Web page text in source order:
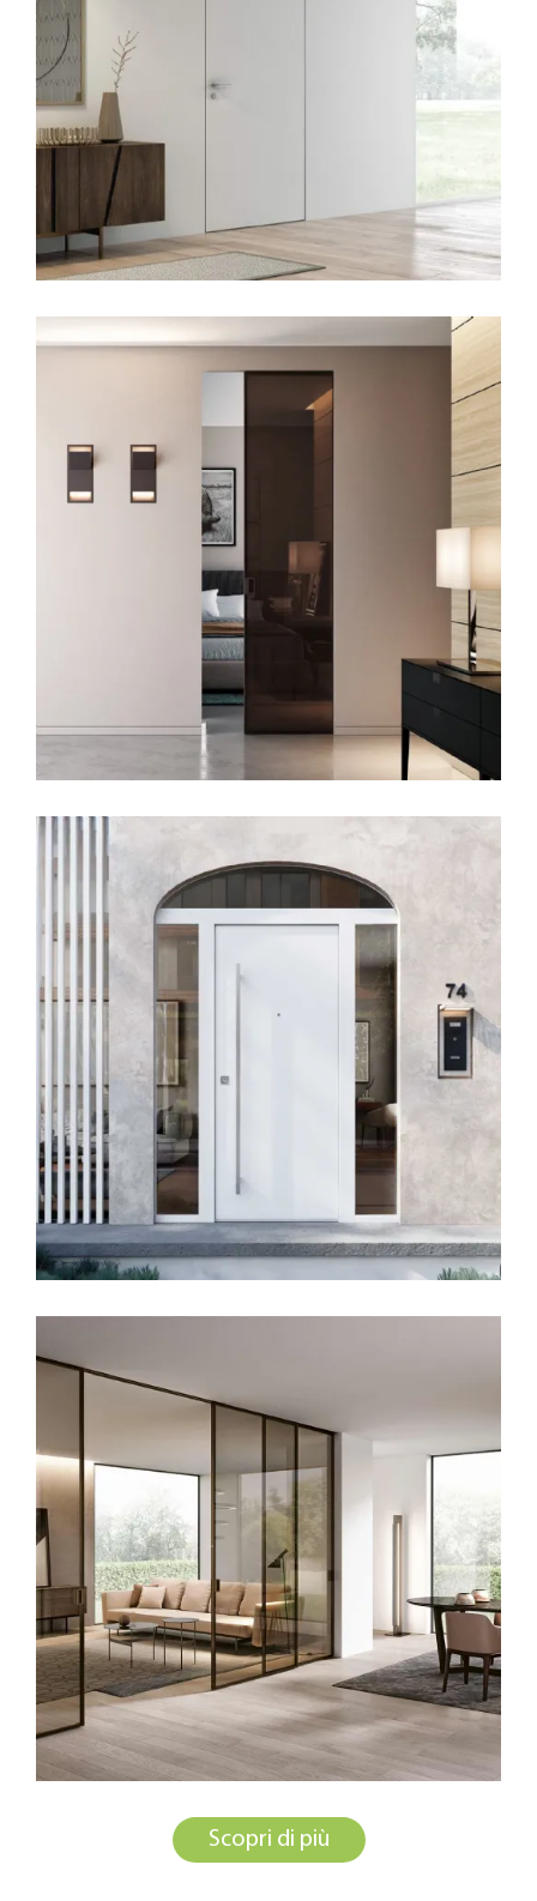
Scopri di più